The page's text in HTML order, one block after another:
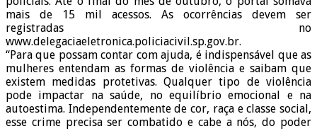
mais de 15 mil acessos. As ocorrências devem ser
registradas no
www.delegaciaeletronica.policiacivil.sp.gov.br.
“Para que possam contar com ajuda, é indispensável que as
mulheres entendam as formas de violência e saibam que
existem medidas protetivas. Qualquer tipo de violência
pode impactar na saúde, no equilíbrio emocional e na
autoestima. Independentemente de cor, raça e classe social,
esse crime precisa ser combatido e cabe a nós, do poder